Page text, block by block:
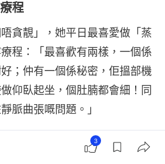
程
貪靚」，她平日最喜愛做「蒸
程：「最喜歡有兩樣，一個係
；仲有一個係秘密，佢搵部機
仰臥起坐，個肚腩都會細！同
脈曲張嘅問題。」
3